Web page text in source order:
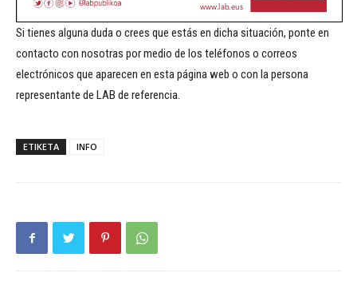
Si tienes alguna duda o crees que estás en dicha situación, ponte en
contacto con nosotras por medio de los teléfonos o correos
electrónicos que aparecen en esta página web o con la persona
representante de LAB de referencia.
ETIKETA INFO